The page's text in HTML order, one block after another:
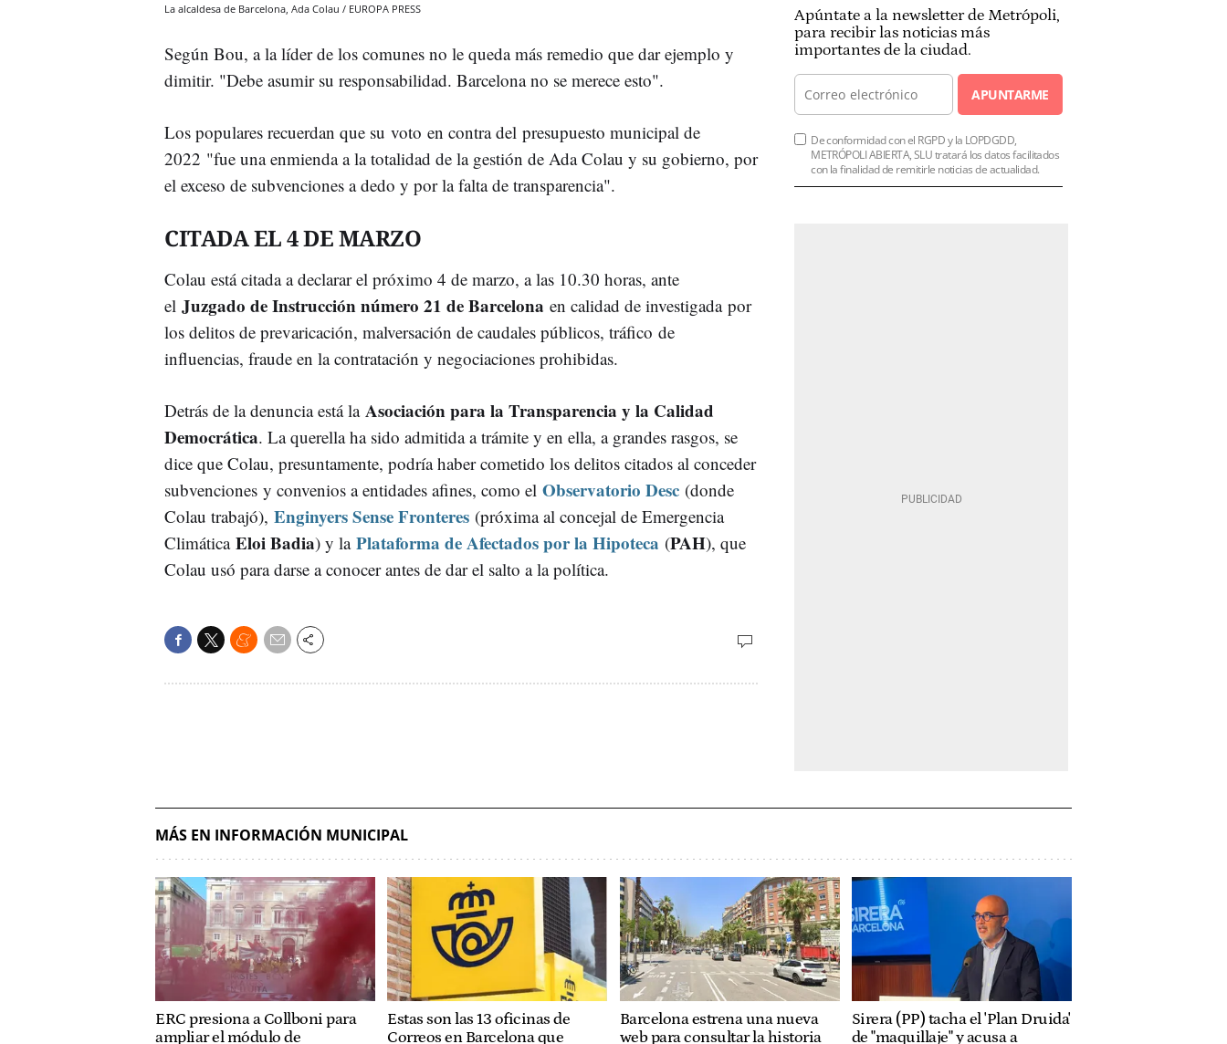
La alcaldesa de Barcelona, Ada Colau / EUROPA PRESS
Según Bou, a la líder de los comunes no le queda más remedio que dar ejemplo y
dimitir. "Debe asumir su responsabilidad. Barcelona no se merece esto".
Los populares recuerdan que su voto en contra del presupuesto municipal de
2022 "fue una enmienda a la totalidad de la gestión de Ada Colau y su gobierno, por
el exceso de subvenciones a dedo y por la falta de transparencia".
CITADA EL 4 DE MARZO
Colau está citada a declarar el próximo 4 de marzo, a las 10.30 horas, ante
el Juzgado de Instrucción número 21 de Barcelona en calidad de investigada por
los delitos de prevaricación, malversación de caudales públicos, tráfico de
influencias, fraude en la contratación y negociaciones prohibidas.
Detrás de la denuncia está la Asociación para la Transparencia y la Calidad
Democrática. La querella ha sido admitida a trámite y en ella, a grandes rasgos, se
dice que Colau, presuntamente, podría haber cometido los delitos citados al conceder
subvenciones y convenios a entidades afines, como el Observatorio Desc (donde
Colau trabajó), Enginyers Sense Fronteres (próxima al concejal de Emergencia
Climática Eloi Badia) y la Plataforma de Afectados por la Hipoteca (PAH), que
Colau usó para darse a conocer antes de dar el salto a la política.
Apúntate a la newsletter de Metrópoli,
para recibir las noticias más
importantes de la ciudad.
APUNTARME
De conformidad con el RGPD y la LOPDGDD,
METRÓPOLI ABIERTA, SLU tratará los datos facilitados
con la finalidad de remitirle noticias de actualidad.
MÁS EN INFORMACIÓN MUNICIPAL
ERC presiona a Collboni para
ampliar el módulo de
Estas son las 13 oficinas de
Correos en Barcelona que
Barcelona estrena una nueva
web para consultar la historia
Sirera (PP) tacha el 'Plan Druida'
de "maquillaje" y acusa a